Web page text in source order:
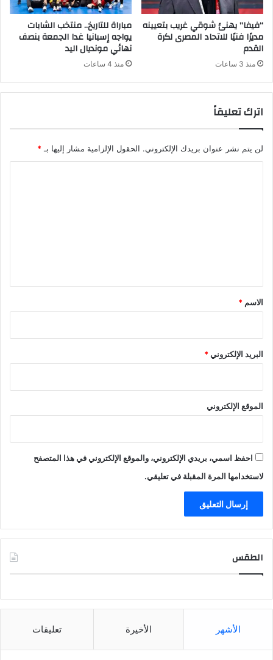
“فيفا” يهنئ شوقي غريب بتعيينه
مديرًا فنيًا للاتحاد المصرى لكرة
القدم
منذ 3 ساعات
مباراة للتاريخ.. منتخب الشابات
يواجه إسبانيا غدا الجمعة بنصف
نهائي مونديال اليد
منذ 4 ساعات
اترك تعليقاً
لن يتم نشر عنوان بريدك الإلكتروني. الحقول الإلزامية مشار إليها بـ *
*
الاسم *
البريد الإلكتروني*
الموقع الإلكتروني
احفظ اسمي، بريدي الإلكتروني، والموقع الإلكتروني في هذا المتصفح
لاستخدامها المرة المقبلة في تعليقي.
الطقس
الأشهر الأخيرة تعليقات